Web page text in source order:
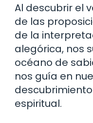
Al descubrir el
de las
de la
alegórica, nos
océano de
nos guía en
espiritual.